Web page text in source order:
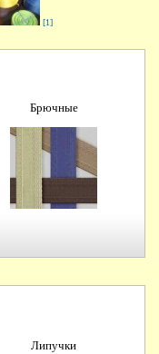
[1]
Брючные
Липучки